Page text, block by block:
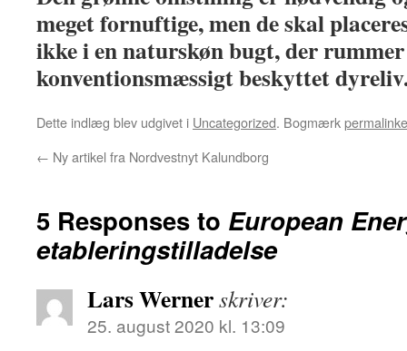
meget fornuftige, men de skal
ikke i en naturskøn bugt, der
konventionsmæssigt beskyttet
Dette indlæg blev udgivet i Uncategorized. Bogmærk
← Ny artikel fra Nordvestnyt Kalundborg
5 Responses to European
etableringstilladelse
Lars Wernerskriver:
25. august 2020 kl. 13:09